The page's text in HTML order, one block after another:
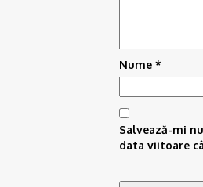
Nume *
Salvează-mi
data viitoare